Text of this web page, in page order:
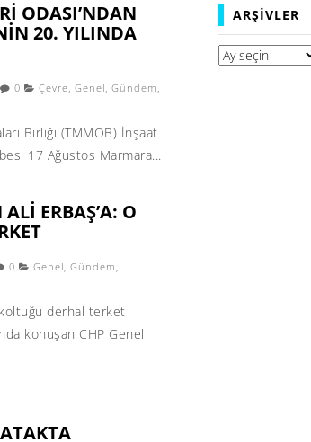
ODASI’NDAN
20. YILINDA
0 Çevre, Genel, Gündem ,
Birliği (TMMOB) İnşaat
17 Ağustos Marmara...
ERBAŞ’A: O
0 Genel, Gündem ,
koltuğu derhal terket
konuşan CHP Genel
ARŞIVLER
Arşivler